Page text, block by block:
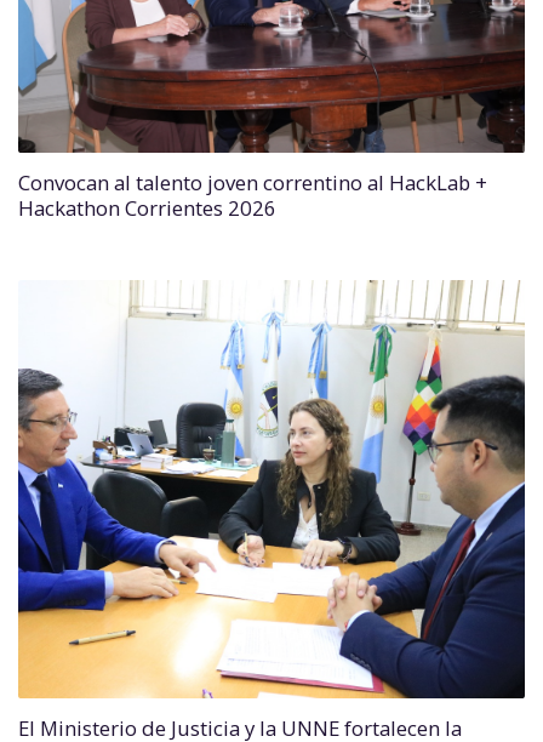
Convocan al talento joven correntino al HackLab +
Hackathon Corrientes 2026
El Ministerio de Justicia y la UNNE fortalecen la